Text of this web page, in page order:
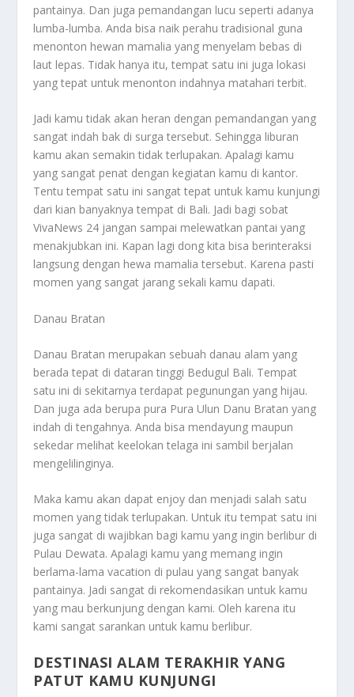
pantainya. Dan juga pemandangan lucu seperti adanya
lumba-lumba. Anda bisa naik perahu tradisional guna
menonton hewan mamalia yang menyelam bebas di
laut lepas. Tidak hanya itu, tempat satu ini juga lokasi
yang tepat untuk menonton indahnya matahari terbit.
Jadi kamu tidak akan heran dengan pemandangan yang
sangat indah bak di surga tersebut. Sehingga liburan
kamu akan semakin tidak terlupakan. Apalagi kamu
yang sangat penat dengan kegiatan kamu di kantor.
Tentu tempat satu ini sangat tepat untuk kamu kunjungi
dari kian banyaknya tempat di Bali. Jadi bagi sobat
VivaNews 24 jangan sampai melewatkan pantai yang
menakjubkan ini. Kapan lagi dong kita bisa berinteraksi
langsung dengan hewa mamalia tersebut. Karena pasti
momen yang sangat jarang sekali kamu dapati.
Danau Bratan
Danau Bratan merupakan sebuah danau alam yang
berada tepat di dataran tinggi Bedugul Bali. Tempat
satu ini di sekitarnya terdapat pegunungan yang hijau.
Dan juga ada berupa pura Pura Ulun Danu Bratan yang
indah di tengahnya. Anda bisa mendayung maupun
sekedar melihat keelokan telaga ini sambil berjalan
mengelilinginya.
Maka kamu akan dapat enjoy dan menjadi salah satu
momen yang tidak terlupakan. Untuk itu tempat satu ini
juga sangat di wajibkan bagi kamu yang ingin berlibur di
Pulau Dewata. Apalagi kamu yang memang ingin
berlama-lama vacation di pulau yang sangat banyak
pantainya. Jadi sangat di rekomendasikan untuk kamu
yang mau berkunjung dengan kami. Oleh karena itu
kami sangat sarankan untuk kamu berlibur.
DESTINASI ALAM TERAKHIR YANG
PATUT KAMU KUNJUNGI